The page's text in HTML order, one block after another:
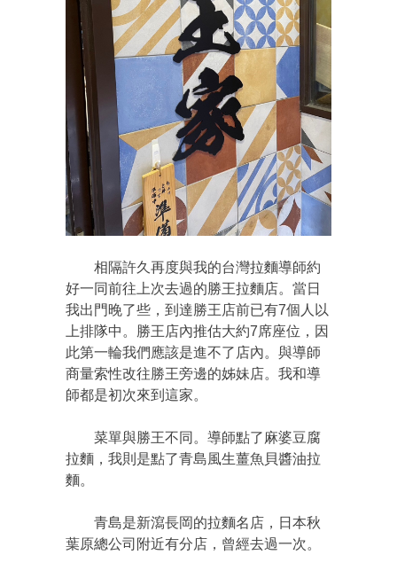
相隔許久再度與我的台灣拉麵導師約
好一同前往上次去過的勝王拉麵店。當日
我出門晚了些，到達勝王店前已有7個人以
上排隊中。勝王店內推估大約7席座位，因
此第一輪我們應該是進不了店內。與導師
商量索性改往勝王旁邊的姊妹店。我和導
師都是初次來到這家。
菜單與勝王不同。導師點了麻婆豆腐
拉麵，我則是點了青島風生薑魚貝醬油拉
麵。
青島是新瀉長岡的拉麵名店，日本秋
葉原總公司附近有分店，曾經去過一次。